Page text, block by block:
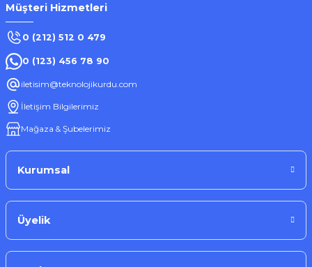
Müşteri Hizmetleri
0 (212) 512 0 479
0 (123) 456 78 90
iletisim@teknolojikurdu.com
İletişim Bilgilerimiz
Mağaza & Şubelerimiz
Kurumsal
Üyelik